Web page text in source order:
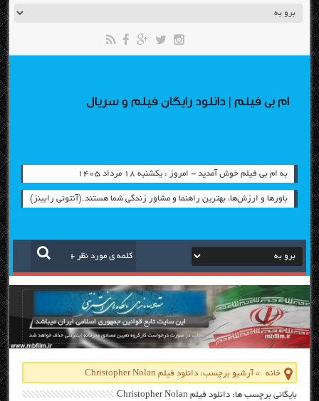
ام بی فیلم | دانلود رایگان فیلم و سریال
به ام بی فیلم خوش آمدید - امروز : یکشنبه ۱۸ مرداد ۱۴۰۵
باورها و ارزش‌ها، بهترين راهنما و مشاور زندگي شما هستند.(آنتوني رابينز)
خانه » آرشیو برچسب: دانلود فیلم Christopher Nolan
بایگانی برچسب ها: دانلود فیلم Christopher Nolan